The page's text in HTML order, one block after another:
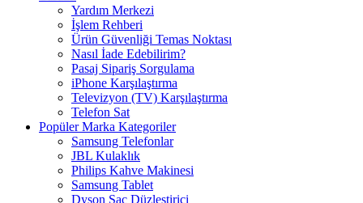
Yardım Merkezi
İşlem Rehberi
Ürün Güvenliği Temas Noktası
Nasıl İade Edebilirim?
Pasaj Sipariş Sorgulama
iPhone Karşılaştırma
Televizyon (TV) Karşılaştırma
Telefon Sat
Popüler Marka Kategoriler
Samsung Telefonlar
JBL Kulaklık
Philips Kahve Makinesi
Samsung Tablet
Dyson Saç Düzleştirici